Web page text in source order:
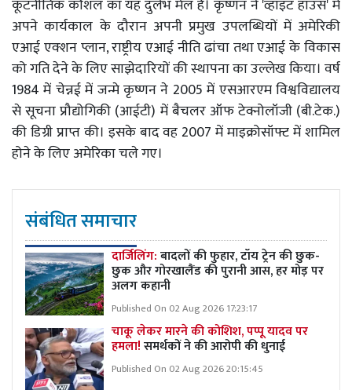
कूटनीतिक कौशल का यह दुर्लभ मेल है। कृष्णन ने 'व्हाइट हाउस' में
अपने कार्यकाल के दौरान अपनी प्रमुख उपलब्धियों में अमेरिकी
एआई एक्शन प्लान, राष्ट्रीय एआई नीति ढांचा तथा एआई के विकास
को गति देने के लिए साझेदारियों की स्थापना का उल्लेख किया। वर्ष
1984 में चेन्नई में जन्मे कृष्णन ने 2005 में एसआरएम विश्वविद्यालय
से सूचना प्रौद्योगिकी (आईटी) में बैचलर ऑफ टेक्नोलॉजी (बी.टेक.)
की डिग्री प्राप्त की। इसके बाद वह 2007 में माइक्रोसॉफ्ट में शामिल
होने के लिए अमेरिका चले गए।
संबंधित समाचार
दार्जिलिंग:बादलों की फुहार, टॉय ट्रेन की छुक-
छुक और गोरखालैंड की पुरानी आस, हर मोड़ पर
अलग कहानी
Published On 02 Aug 2026 17:23:17
चाकू लेकर मारने की कोशिश, पप्पू यादव पर
हमला!समर्थकों ने की आरोपी की धुनाई
Published On 02 Aug 2026 20:15:45